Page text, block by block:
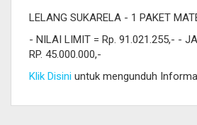
LELANG SUKARELA - 1 PAKET
- NILAI LIMIT = Rp. 91.021.255,- -
RP. 45.000.000,-
Klik Disini untuk mengunduh